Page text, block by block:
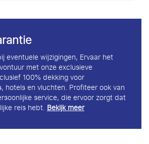
eventuele wijzigingen, Ervaar het
met onze exclusieve
100% dekking voor
hotels en vluchten. Profiteer ook van
service, die ervoor zorgt dat
reis hebt.Bekijk meer